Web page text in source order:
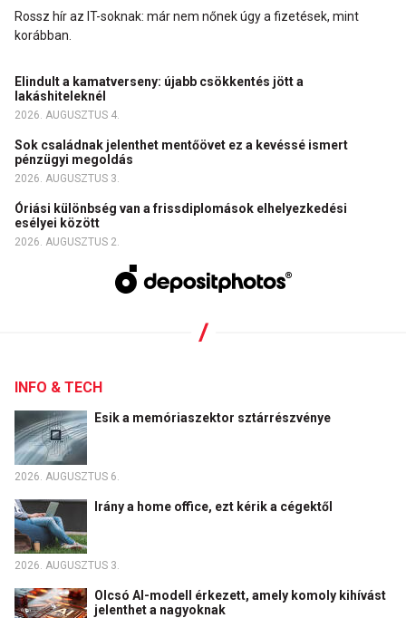
Rossz hír az IT-soknak: már nem nőnek úgy a fizetések, mint
korábban.
Elindult a kamatverseny: újabb csökkentés jött a
lakáshiteleknél
2026. AUGUSZTUS 4.
Sok családnak jelenthet mentőövet ez a kevéssé ismert
pénzügyi megoldás
2026. AUGUSZTUS 3.
Óriási különbség van a frissdiplomások elhelyezkedési
esélyei között
2026. AUGUSZTUS 2.
INFO & TECH
Esik a memóriaszektor sztárrészvénye
2026. AUGUSZTUS 6.
Irány a home office, ezt kérik a cégektől
2026. AUGUSZTUS 3.
Olcsó AI-modell érkezett, amely komoly kihívást
jelenthet a nagyoknak